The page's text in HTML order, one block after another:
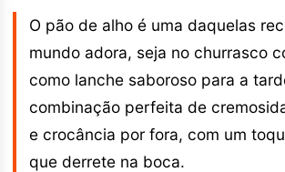
O pão de alho é uma daquelas
mundo adora, seja no churrasco
como lanche saboroso para a
combinação perfeita de
e crocância por fora, com um
que derrete na boca.